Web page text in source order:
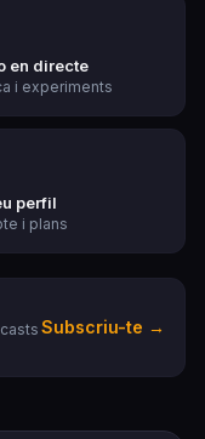
en directe
i experiments
perfil
i plans
Subscriu-te →